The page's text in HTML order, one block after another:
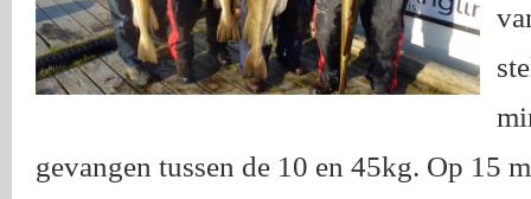
gevangen tussen de 10 en 45kg. Op 15